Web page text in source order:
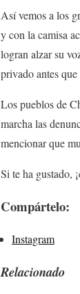
Así vemos a los
y con la camisa
logran alzar su
privado antes
Los pueblos de
marcha las
mencionar que
Si te ha gustado,
Compártelo:
Instagram
Relacionado